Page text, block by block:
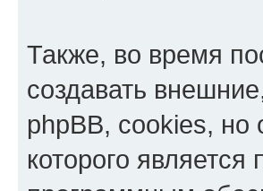
Также, во время
создавать
phpBB, cookies, но
которого